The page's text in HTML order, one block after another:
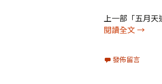
上一部「五月天
閱讀全文「5月
→
發佈留言